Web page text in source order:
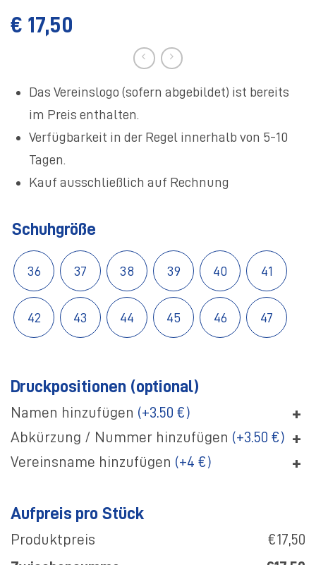
€ 17,50
Das Vereinslogo (sofern abgebildet) ist bereits
im Preis enthalten.
Verfügbarkeit in der Regel innerhalb von 5-10
Tagen.
Kauf ausschließlich auf Rechnung
Schuhgröße
36 37 38 39 40 41
42 43 44 45 46 47
Druckpositionen (optional)
Namen hinzufügen (+3.50 €) +
Abkürzung / Nummer hinzufügen (+3.50 €) +
Vereinsname hinzufügen (+4 €) +
Aufpreis pro Stück
Produktpreis
€17,50